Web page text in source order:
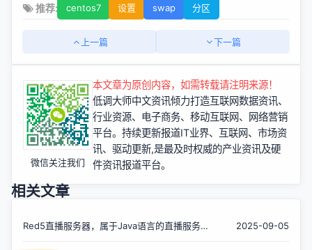
推荐: centos7 设置 swap 分区
上一篇 下一篇
微信关注我们
本文章为原创内容，如需转载请注明来源！
低调大师中文资讯倾力打造互联网数据资讯、
行业资源、电子商务、移动互联网、网络营销
平台。持续更新报道IT业界、互联网、市场资
讯、驱动更新,是最及时权威的产业资讯及硬
件资讯报道平台。
相关文章
Red5直播服务器，属于Java语言的直播服务
2025-09-05